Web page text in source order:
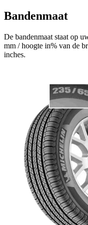
Bandenmaat
De bandenmaat staat op
mm / hoogte in% van de
inches.